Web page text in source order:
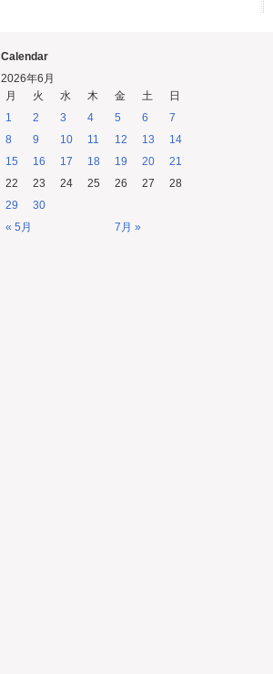
Calendar
2026年6月
月
火 水 木 金 土 日
« 5月 7月 »
1 2 3 4 5 6
7
8
9 10 11 12 13
14
15
16 17 18 19 20
21
22
23 24 25 26 27
28
29
30